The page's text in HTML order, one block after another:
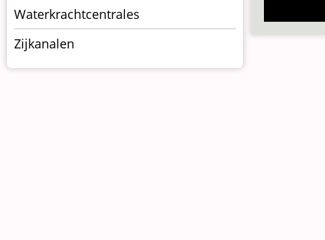
Waterkrachtcentrales
Zijkanalen